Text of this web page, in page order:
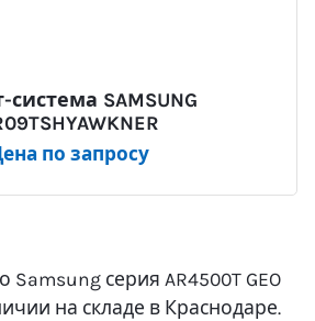
система SAMSUNG
по запросу
Samsung серия AR4500T GEO
на складе в Краснодаре.